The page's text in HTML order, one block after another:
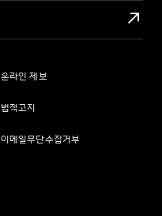
온라인 제보
법적고지
이메일무단수집거부